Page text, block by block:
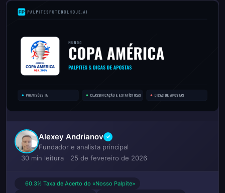
Alexey Andrianov ✓
Fundador e analista principal
30 min leitura
25 de fevereiro de 2026
60.3% Taxa de Acerto do «Nosso Palpite»